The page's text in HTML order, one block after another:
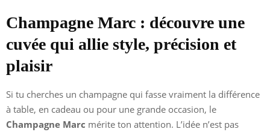
Champagne Marc : découvre une
cuvée qui allie style, précision et
plaisir
Si tu cherches un champagne qui fasse vraiment la différence
à table, en cadeau ou pour une grande occasion, le
Champagne Marc mérite ton attention. L’idée n’est pas